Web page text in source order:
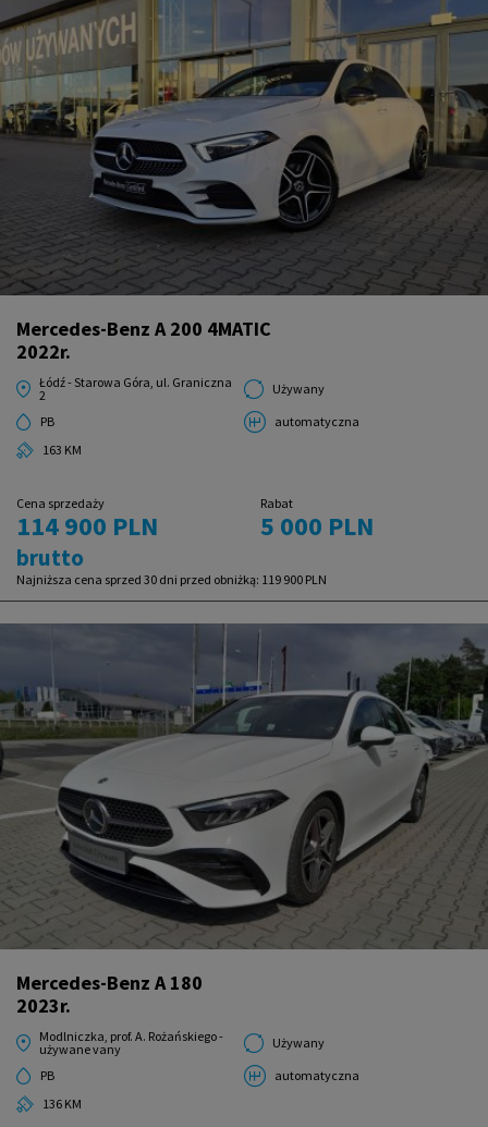
Mercedes-Benz A 200 4MATIC
2022r.
Łódź - Starowa Góra, ul. Graniczna
2
Używany
PB
automatyczna
163 KM
Cena sprzedaży
114 900 PLN
brutto
Rabat
5 000 PLN
Najniższa cena sprzed 30 dni przed obniżką: 119 900 PLN
Mercedes-Benz A 180
2023r.
Modlniczka, prof. A. Rożańskiego -
używane vany
Używany
PB
automatyczna
136 KM